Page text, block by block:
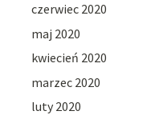
czerwiec 2020
maj 2020
kwiecień 2020
marzec 2020
luty 2020